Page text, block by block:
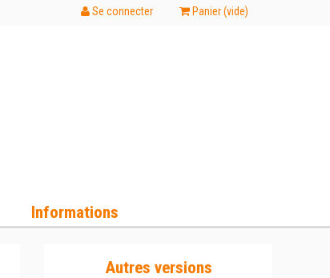
Se connecter Panier (vide)
Informations
Autres versions